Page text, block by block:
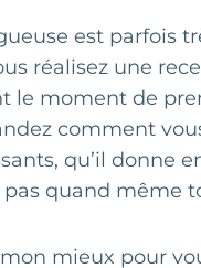
est parfois
réalisez une
le moment de
comment
qu’il donne
quand même
mieux pour